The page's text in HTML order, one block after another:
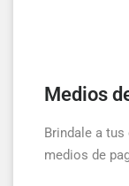
Medios
Brindale a
medios de